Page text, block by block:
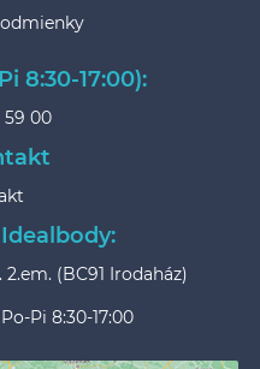
8:30-17:00):
00
2.em. (BC91 Irodaház)
Pi 8:30-17:00